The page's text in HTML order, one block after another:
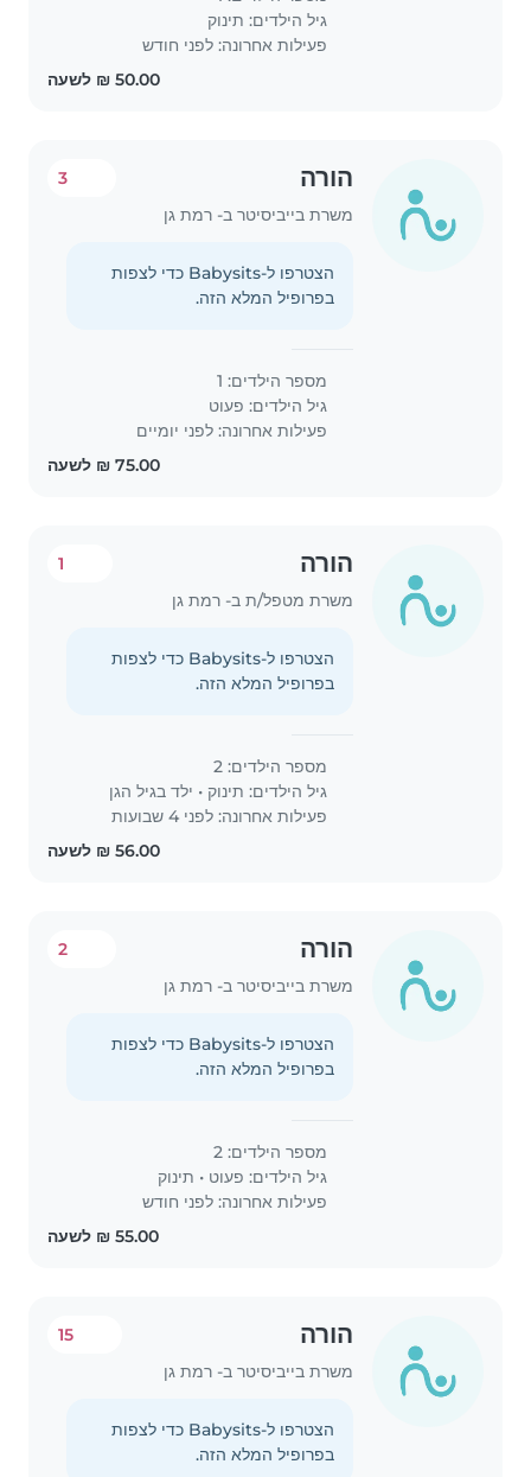
גיל הילדים: תינוק
פעילות אחרונה: לפני חודש
הורה
משרת בייביסיטר ב- רמת גן
3
הצטרפו ל-Babysits כדי לצפות
בפרופיל המלא הזה.
מספר הילדים: 1
גיל הילדים: פעוט
פעילות אחרונה: לפני יומיים
הורה
משרת מטפל/ת ב- רמת גן
1
הצטרפו ל-Babysits כדי לצפות
בפרופיל המלא הזה.
מספר הילדים: 2
גיל הילדים: תינוק • ילד בגיל הגן
פעילות אחרונה: לפני 4 שבועות
הורה
משרת בייביסיטר ב- רמת גן
2
הצטרפו ל-Babysits כדי לצפות
בפרופיל המלא הזה.
מספר הילדים: 2
גיל הילדים: פעוט • תינוק
פעילות אחרונה: לפני חודש
הורה
משרת בייביסיטר ב- רמת גן
15
הצטרפו ל-Babysits כדי לצפות
בפרופיל המלא הזה.